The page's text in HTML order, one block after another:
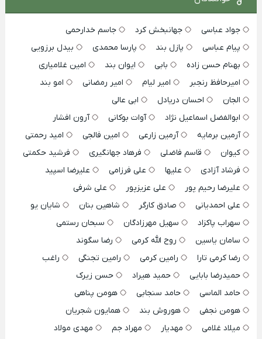
جواد عباسی جهانبخش کرد
جاسم خدارحمی
پیام عباسی
پازل بند پارسا محمدی
بیدل برزویی
بهنام حسن زاده
بابی ایوان بند
امین غلامیاری
امیرحافظ رنجبر
امیر لیام امیر رمضانی
امو بند
الجان
احسان دریادل
ابی عالی
ابوالفضل اسماعیل نژاد
آوات بوکانی
آرون افشار
آرمین برمایه
آرمین زارعی امین فالجی
امید رحمتی
کیوان
قاسم فاضلی فرهاد جهانگیری
فرشید حکمتی
فرشاد آزادی
علیها علی فرزامی
علیرضا اسپید
علیرضا رحیم پور
علی عزیزپور
علی شرفی
علی احمدیانی
صادق کارگر شاهین بنان
شایان یو
سهراب پاکزاد
سهیل مهرزادگان
سبحان رستمی
سامان یاسین
روح الله کرمی
رضا سگوند
رضا کرمی تارا
رامین کرمی رامین تجنگی
راغب
حمیدرضا بابایی
حمید هیراد
حسن زیرک
حامد الماسی
حامد سنجابی
هومن پناهی
هومن نجفی
هوروش بند
همایون شجریان
میلاد غلامی
مهدیار مهراد جم
مهدی مولاد